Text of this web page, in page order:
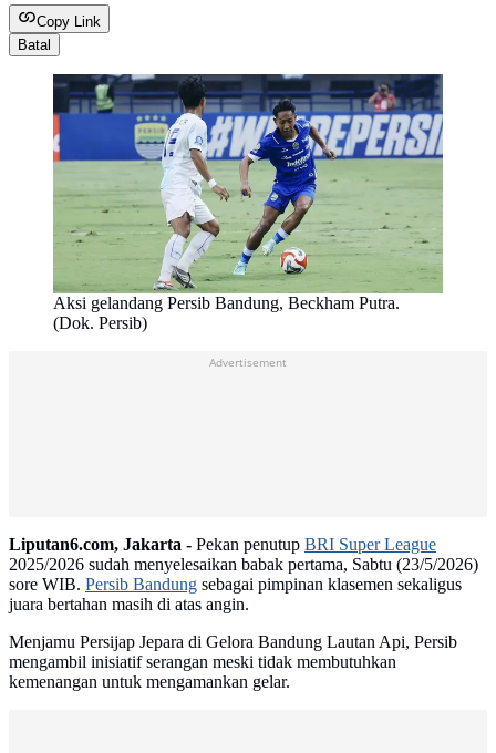
Copy Link
Batal
Aksi gelandang Persib Bandung, Beckham Putra.
(Dok. Persib)
Advertisement
Liputan6.com, Jakarta - Pekan penutup BRI Super League
2025/2026 sudah menyelesaikan babak pertama, Sabtu (23/5/2026)
sore WIB. Persib Bandung sebagai pimpinan klasemen sekaligus
juara bertahan masih di atas angin.
Menjamu Persijap Jepara di Gelora Bandung Lautan Api, Persib
mengambil inisiatif serangan meski tidak membutuhkan
kemenangan untuk mengamankan gelar.